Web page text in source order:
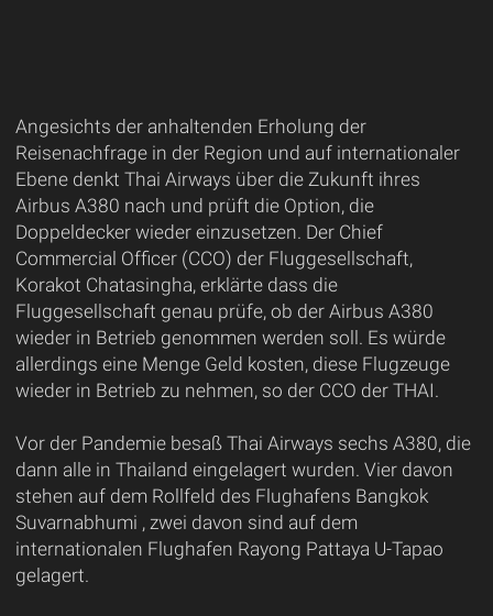
Angesichts der anhaltenden Erholung der
Reisenachfrage in der Region und auf internationaler
Ebene denkt Thai Airways über die Zukunft ihres
Airbus A380 nach und prüft die Option, die
Doppeldecker wieder einzusetzen. Der Chief
Commercial Officer (CCO) der Fluggesellschaft,
Korakot Chatasingha, erklärte dass die
Fluggesellschaft genau prüfe, ob der Airbus A380
wieder in Betrieb genommen werden soll. Es würde
allerdings eine Menge Geld kosten, diese Flugzeuge
wieder in Betrieb zu nehmen, so der CCO der THAI.
Vor der Pandemie besaß Thai Airways sechs A380, die
dann alle in Thailand eingelagert wurden. Vier davon
stehen auf dem Rollfeld des Flughafens Bangkok
Suvarnabhumi , zwei davon sind auf dem
internationalen Flughafen Rayong Pattaya U-Tapao
gelagert.